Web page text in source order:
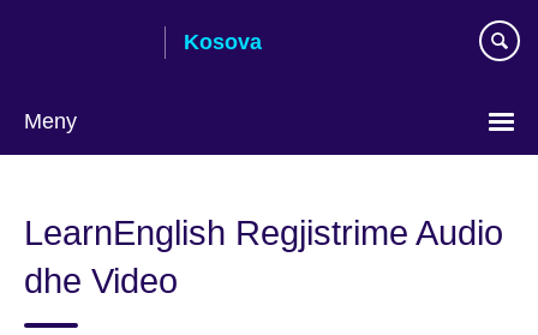
Kosova
Meny
language
LearnEnglish Regjistrime Audio
dhe Video